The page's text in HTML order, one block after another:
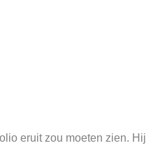
eruit zou moeten zien. Hij